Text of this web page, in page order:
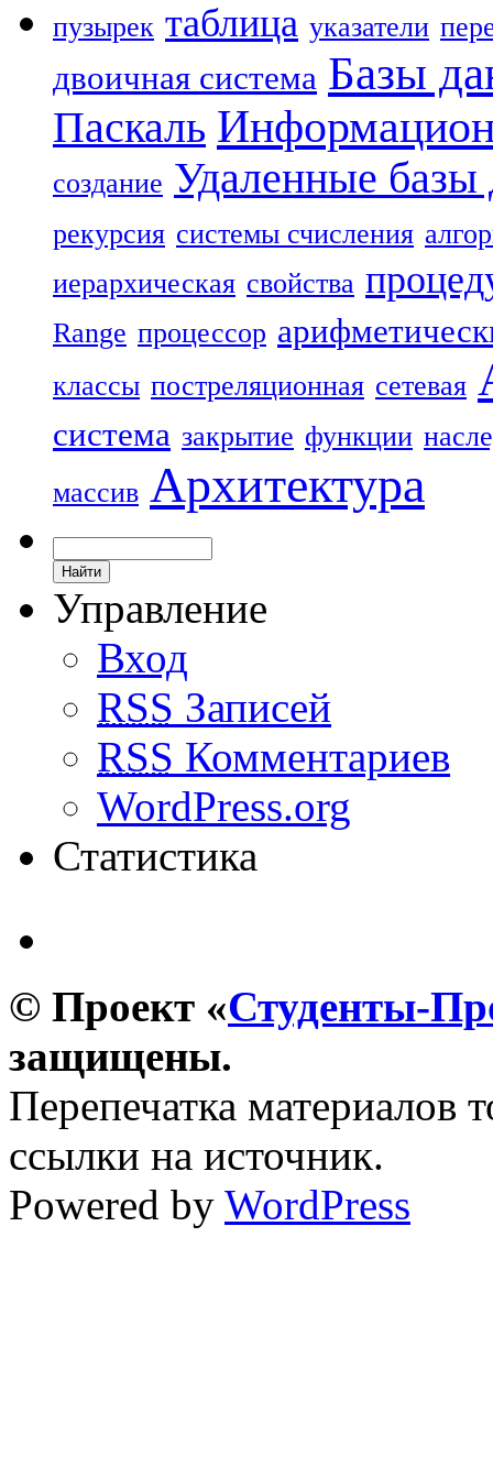
пузырек таблица указатели
двоичная система Базы
Паскаль
создание Удаленные
рекурсия системы счисления
иерархическая свойства
Range процессор
классы постреляционная сетевая
система закрытие функции
массив Архитектура
Управление
Вход
RSS Записей
RSS Комментариев
WordPress.org
Статистика
© Проект «Студенты-
защищены.
Перепечатка материалов
ссылки на источник.
Powered by WordPress